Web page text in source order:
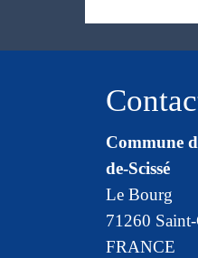
Commune
de-Scissé
Le Bourg
71260
FRANCE